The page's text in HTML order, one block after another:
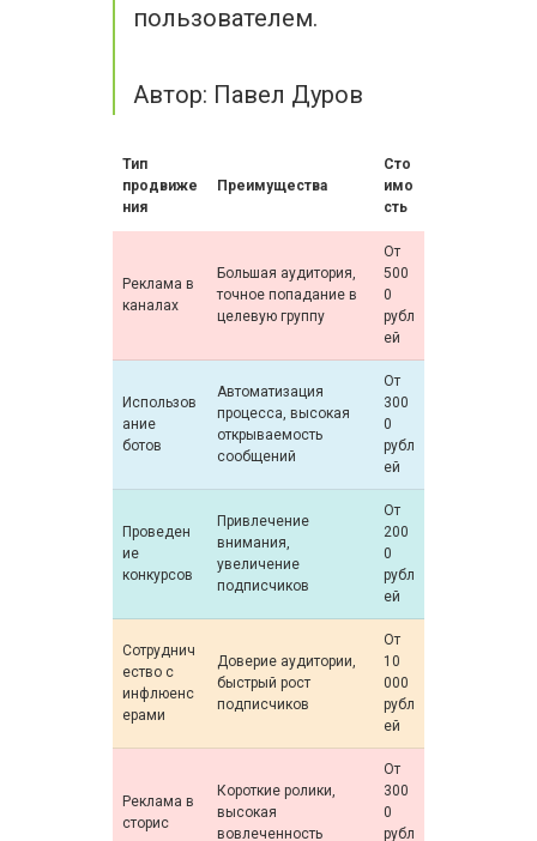
пользователем.
Автор: Павел Дуров
Тип
продвиже
ния
Преимущества
Сто
имо
сть
Реклама в
каналах
Большая аудитория,
точное попадание в
целевую группу
От
500
0
рубл
ей
Использов
ание
ботов
Автоматизация
процесса, высокая
открываемость
сообщений
От
300
0
рубл
ей
Проведен
ие
конкурсов
Привлечение
внимания,
увеличение
подписчиков
От
200
0
рубл
ей
Сотруднич
ество с
инфлюенс
ерами
Доверие аудитории,
быстрый рост
подписчиков
От
10
000
рубл
ей
Реклама в
сторис
Короткие ролики,
высокая
вовлеченность
От
300
0
рубл